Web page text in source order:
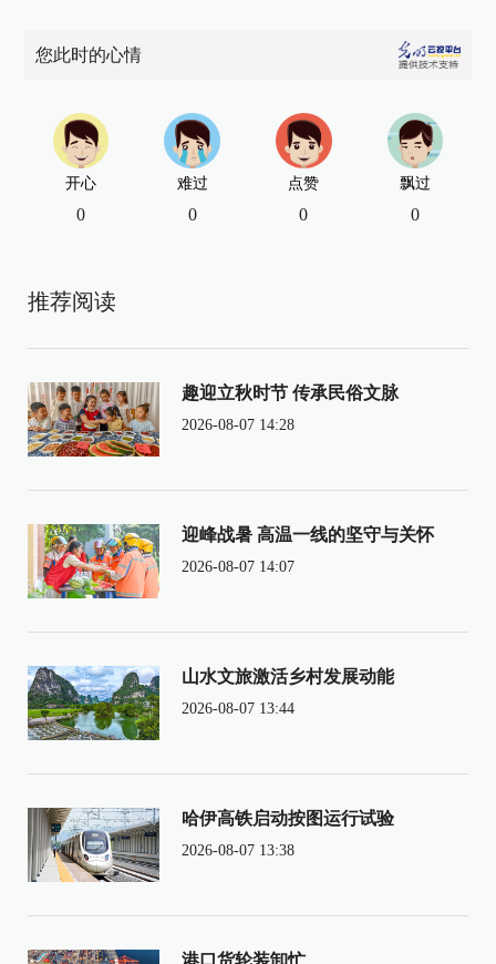
您此时的心情
开心
0
难过
0
点赞
0
飘过
0
推荐阅读
趣迎立秋时节 传承民俗文脉
2026-08-07 14:28
迎峰战暑 高温一线的坚守与关怀
2026-08-07 14:07
山水文旅激活乡村发展动能
2026-08-07 13:44
哈伊高铁启动按图运行试验
2026-08-07 13:38
港口货轮装卸忙